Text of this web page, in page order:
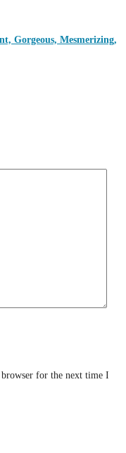
Gorgeous, Mesmerizing,
for the next time I